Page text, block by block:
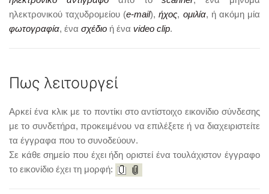
ηλεκτρονικού ταχυδρομείου (e-mail),ήχος, ομιλία, ή ακόμη μία
φωτογραφία, ένα σχέδιο ή ένα video clip.
Πως λειτουργεί
Αρκεί ένα κλικ με το ποντίκι στο αντίστοιχο εικονίδιο σύνδεσης
με το συνδετήρα, προκειμένου να επιλέξετε ή να διαχειριστείτε
τα έγγραφα που το συνοδεύουν.
Σε κάθε σημείο που έχει ήδη οριστεί ένα τουλάχιστον έγγραφο
το εικονίδιο έχει τη μορφή: